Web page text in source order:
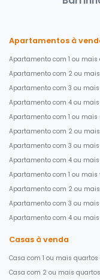
Apartamentos à
Apartamento com 1 ou mais
Apartamento com 2 ou mais
Apartamento com 3 ou mais
Apartamento com 4 ou mais
Apartamento com 1 ou mais
Apartamento com 2 ou mais
Apartamento com 3 ou mais
Apartamento com 4 ou mais
Apartamento com 1 ou mais
Apartamento com 2 ou mais
Apartamento com 3 ou mais
Apartamento com 4 ou mais
Casas à venda
Casa com 1 ou mais quartos
Casa com 2 ou mais